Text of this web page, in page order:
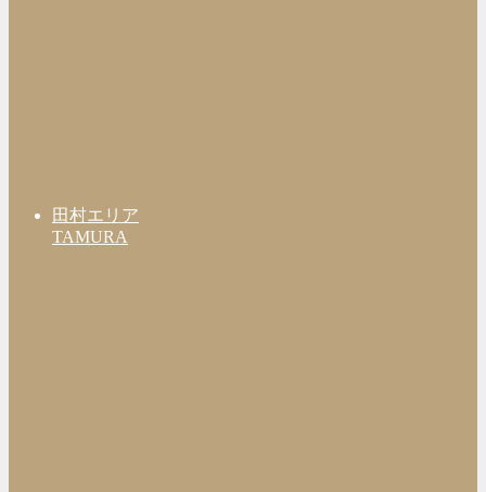
田村エリア
TAMURA